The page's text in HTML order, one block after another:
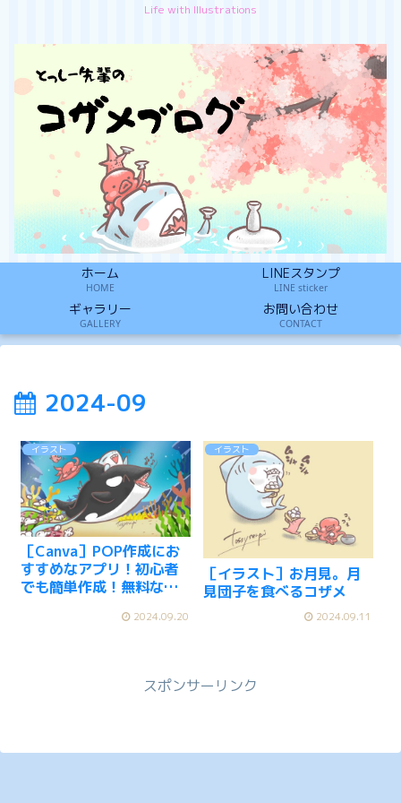
Life with Illustrations
ホーム
HOME
LINEスタンプ
LINE sticker
ギャラリー
GALLERY
お問い合わせ
CONTACT
2024-09
イラスト
［Canva］POP作成にお
すすめなアプリ！初心者
でも簡単作成！無料なの
2024.09.20
イラスト
［イラスト］お月見。月
見団子を食べるコザメ
2024.09.11
スポンサーリンク